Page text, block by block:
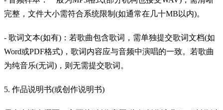
完整，文件大小需符合系统限制(如通常在几十MB以内)。
- 歌词文本(如有)：若歌曲包含歌词，需单独提交歌词文档(如
Word或PDF格式)，歌词内容应与音频中演唱的一致。若歌曲
为纯音乐(无词)，则无需提交歌词。
5. 作品说明书(或创作说明书)